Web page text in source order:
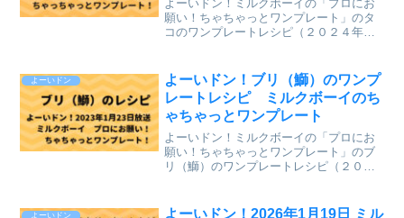
よーいドン！ミルクボーイの「プロにお
願い！ちゃちゃっとワンプレート」のタ
コのワンプレートレシピ（２０２４年２
までのレシピを記事にしています。
⇒「ミルクボーイのプロにお...
よーいドン
よーいドン！ブリ（鰤）のワンプ
レートレシピ ミルクボーイのち
ゃちゃっとワンプレート
よーいドン！ミルクボーイの「プロにお
願い！ちゃちゃっとワンプレート」のブ
リ（鰤）のワンプレートレシピ（２０２
めて今までのレシピを記事にしていま
よーいドン
よーいドン！2026年1月19日 ミル